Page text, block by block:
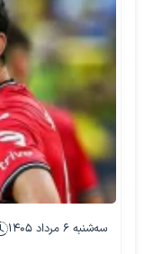
سه‌شنبه ۶ مرداد ۱۴۰۵